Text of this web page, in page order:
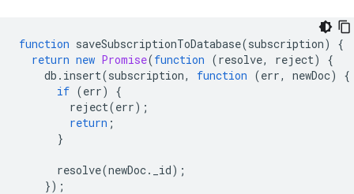
function saveSubscriptionToDatabase(subscription)
{
return new Promise(function (resolve, reject)
{
db . insert(subscription, function (err, newDoc)
{
if (err)
{
reject(err);
return ;
}
resolve(newDoc. _id);
});